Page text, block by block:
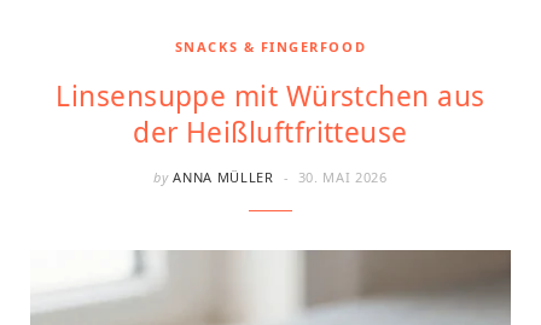
SNACKS & FINGERFOOD
Linsensuppe mit Würstchen aus
der Heißluftfritteuse
by ANNA MÜLLER 30. MAI 2026